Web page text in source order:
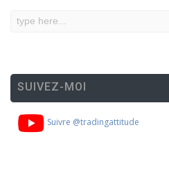
SUIVEZ-MOI
Suivre @tradingattitude